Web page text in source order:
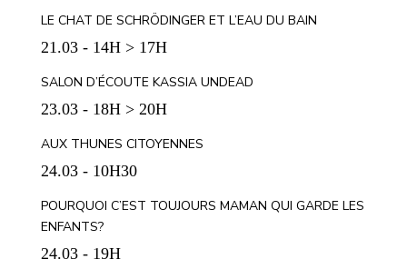
LE CHAT DE SCHRÖDINGER ET L’EAU DU BAIN
21.03 - 14H > 17H
SALON D’ÉCOUTE KASSIA UNDEAD
23.03 - 18H > 20H
AUX THUNES CITOYENNES
24.03 - 10H30
POURQUOI C’EST TOUJOURS MAMAN QUI GARDE LES
ENFANTS?
24.03 - 19H